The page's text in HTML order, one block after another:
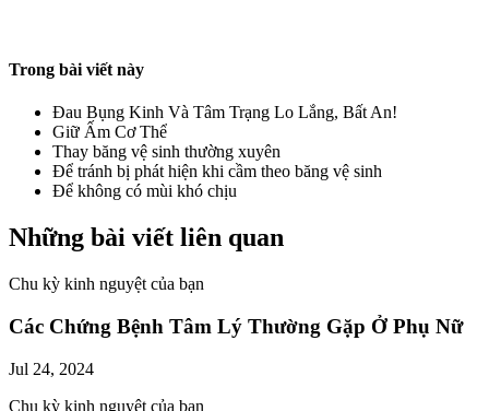
Trong bài viết này
Đau Bụng Kinh Và Tâm Trạng Lo Lắng, Bất An!
Giữ Ấm Cơ Thể
Thay băng vệ sinh thường xuyên
Để tránh bị phát hiện khi cầm theo băng vệ sinh
Để không có mùi khó chịu
Những bài viết liên quan
Chu kỳ kinh nguyệt của bạn
Các Chứng Bệnh Tâm Lý Thường Gặp Ở Phụ Nữ
Jul 24, 2024
Chu kỳ kinh nguyệt của bạn